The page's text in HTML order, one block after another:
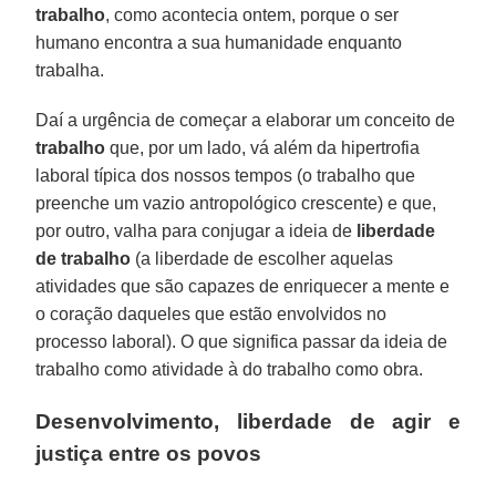
trabalho, como acontecia ontem, porque o ser
humano encontra a sua humanidade enquanto
trabalha.
Daí a urgência de começar a elaborar um conceito de
trabalho que, por um lado, vá além da hipertrofia
laboral típica dos nossos tempos (o trabalho que
preenche um vazio antropológico crescente) e que,
por outro, valha para conjugar a ideia de liberdade
de trabalho (a liberdade de escolher aquelas
atividades que são capazes de enriquecer a mente e
o coração daqueles que estão envolvidos no
processo laboral). O que significa passar da ideia de
trabalho como atividade à do trabalho como obra.
Desenvolvimento, liberdade de agir e
justiça entre os povos